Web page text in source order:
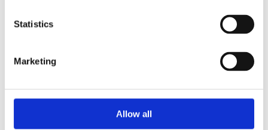
Statistics
Marketing
Allow all